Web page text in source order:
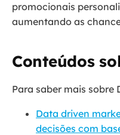
promocionais
aumentando as
Conteúdos
Para saber mais sobre
Data driven
decisões com